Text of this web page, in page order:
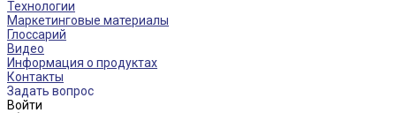
Технологии
Маркетинговые материалы
Глоссарий
Видео
Информация о продуктах
Контакты
Задать вопрос
Войти